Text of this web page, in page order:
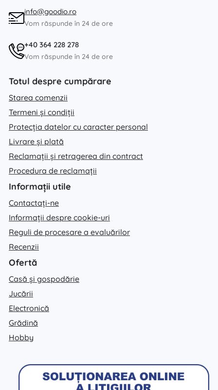
info@goodio.ro
Vom răspunde în 24 de ore
+40 364 228 278
Vom răspunde în 24 de ore
Totul despre cumpărare
Starea comenzii
Termeni și condiții
Protecția datelor cu caracter personal
Livrare și plată
Reclamații și retragerea din contract
Procedura de reclamații
Informații utile
Contactați-ne
Informații despre cookie-uri
Reguli de procesare a evaluărilor
Recenzii
Ofertă
Casă și gospodărie
Jucării
Electronică
Grădină
Hobby